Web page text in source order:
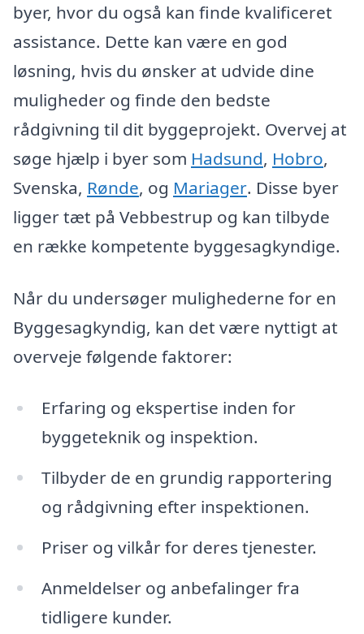
byer, hvor du også kan finde kvalificeret
assistance. Dette kan være en god
løsning, hvis du ønsker at udvide dine
muligheder og finde den bedste
rådgivning til dit byggeprojekt. Overvej at
søge hjælp i byer som Hadsund, Hobro,
Svenska, Rønde, og Mariager. Disse byer
ligger tæt på Vebbestrup og kan tilbyde
en række kompetente byggesagkyndige.
Når du undersøger mulighederne for en
Byggesagkyndig, kan det være nyttigt at
overveje følgende faktorer:
Erfaring og ekspertise inden for
byggeteknik og inspektion.
Tilbyder de en grundig rapportering
og rådgivning efter inspektionen.
Priser og vilkår for deres tjenester.
Anmeldelser og anbefalinger fra
tidligere kunder.